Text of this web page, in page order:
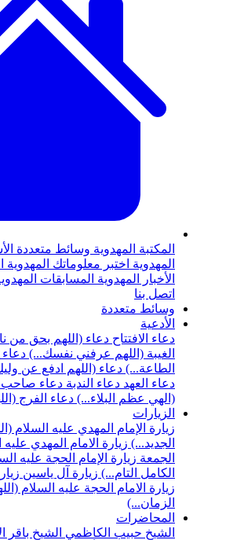
المكتبة المهدوية وسائط متعددة
المهدوية اختبر معلوماتك المهدوية
الأخبار المهدوية المسابقات
اتصل بنا
وسائط متعددة
الأدعية
دعاء الافتتاح دعاء (اللهم بحق من
الغيبة (اللهم عرفني نفسك...) دعاء
الطاعة...) دعاء (اللهم ادفع عن
دعاء العهد دعاء الندبة دعاء صاحب
(الهي عظم البلاء...) دعاء الفرج
الزيارات
زيارة الإمام المهدي عليه السلام
الجديد...) زيارة الامام المهدي
الجمعة زيارة الإمام الحجة عليه
الكامل التام...) زيارة آل ياسين
زيارة الامام الحجة عليه السلام
الزمان...)
المحاضرات
الشيخ حبيب الكاظمي الشيخ باقر